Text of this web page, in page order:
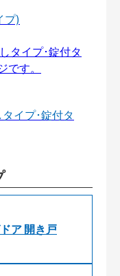
プ)
イプ･錠付タ
ア 開き戸